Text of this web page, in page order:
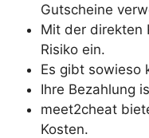
Gutscheine
Mit der direkten
Risiko ein.
Es gibt sowieso
Ihre Bezahlung
meet2cheat
Kosten.